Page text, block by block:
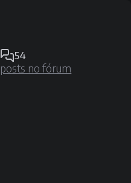
54
posts no fórum